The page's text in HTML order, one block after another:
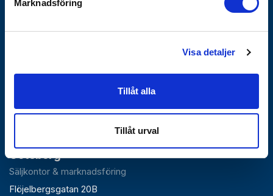
Marknadsföring
Visa detaljer
Tillåt alla
Tillåt urval
Falun
Huvudlager, kontor & växel
Roxnäsvägen 14
Göteborg
Säljkontor & marknadsföring
Flöjelbergsgatan 20B